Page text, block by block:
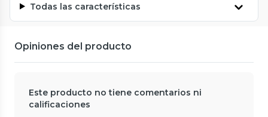
Todas las características
Opiniones del producto
Este producto no tiene comentarios ni
calificaciones